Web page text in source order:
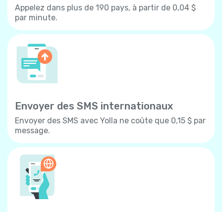
Appelez dans plus de 190 pays, à partir de 0,04 $
par minute.
Envoyer des SMS internationaux
Envoyer des SMS avec Yolla ne coûte que 0,15 $ par
message.